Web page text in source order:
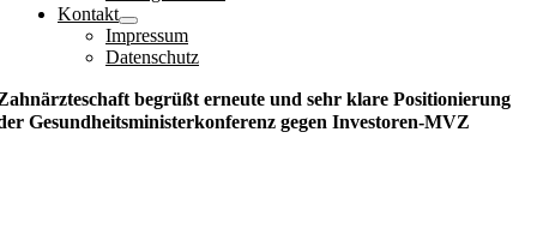
Kontakt
Impressum
Datenschutz
begrüßt erneute und sehr klare Positionierung
Gesundheitsministerkonferenz gegen Investoren-MVZ